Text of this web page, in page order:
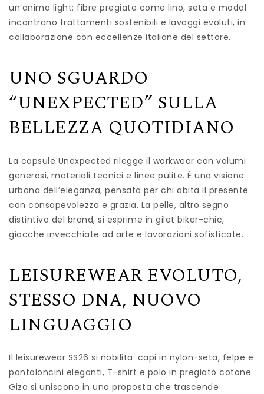
un’anima light: fibre pregiate come lino, seta e modal
incontrano trattamenti sostenibili e lavaggi evoluti, in
collaborazione con eccellenze italiane del settore.
UNO SGUARDO
“UNEXPECTED” SULLA
BELLEZZA QUOTIDIANO
La capsule Unexpected rilegge il workwear con volumi
generosi, materiali tecnici e linee pulite. È una visione
urbana dell’eleganza, pensata per chi abita il presente
con consapevolezza e grazia. La pelle, altro segno
distintivo del brand, si esprime in gilet biker-chic,
giacche invecchiate ad arte e lavorazioni sofisticate.
LEISUREWEAR EVOLUTO,
STESSO DNA, NUOVO
LINGUAGGIO
Il leisurewear SS26 si nobilita: capi in nylon-seta, felpe e
pantaloncini eleganti, T-shirt e polo in pregiato cotone
Giza si uniscono in una proposta che trascende